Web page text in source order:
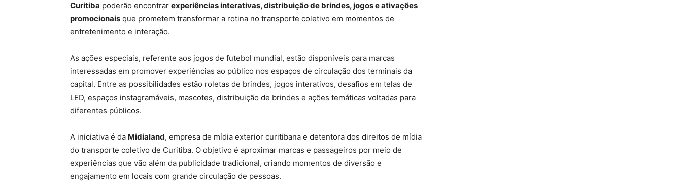
Curitiba poderão encontrar experiências interativas, distribuição de brindes, jogos e ativações
promocionais que prometem transformar a rotina no transporte coletivo em momentos de
entretenimento e interação.
As ações especiais, referente aos jogos de futebol mundial, estão disponíveis para marcas
interessadas em promover experiências ao público nos espaços de circulação dos terminais da
capital. Entre as possibilidades estão roletas de brindes, jogos interativos, desafios em telas de
LED, espaços instagramáveis, mascotes, distribuição de brindes e ações temáticas voltadas para
diferentes públicos.
A iniciativa é da Midialand, empresa de mídia exterior curitibana e detentora dos direitos de mídia
do transporte coletivo de Curitiba. O objetivo é aproximar marcas e passageiros por meio de
experiências que vão além da publicidade tradicional, criando momentos de diversão e
engajamento em locais com grande circulação de pessoas.